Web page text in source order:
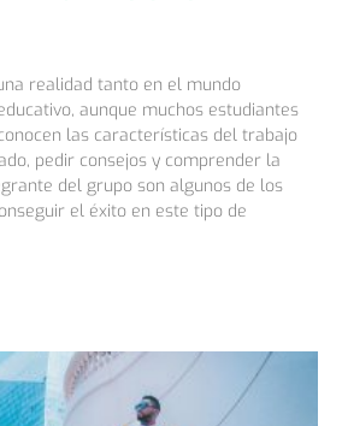
realidad tanto en el mundo
aunque muchos estudiantes
las características del trabajo
pedir consejos y comprender la
del grupo son algunos de los
el éxito en este tipo de